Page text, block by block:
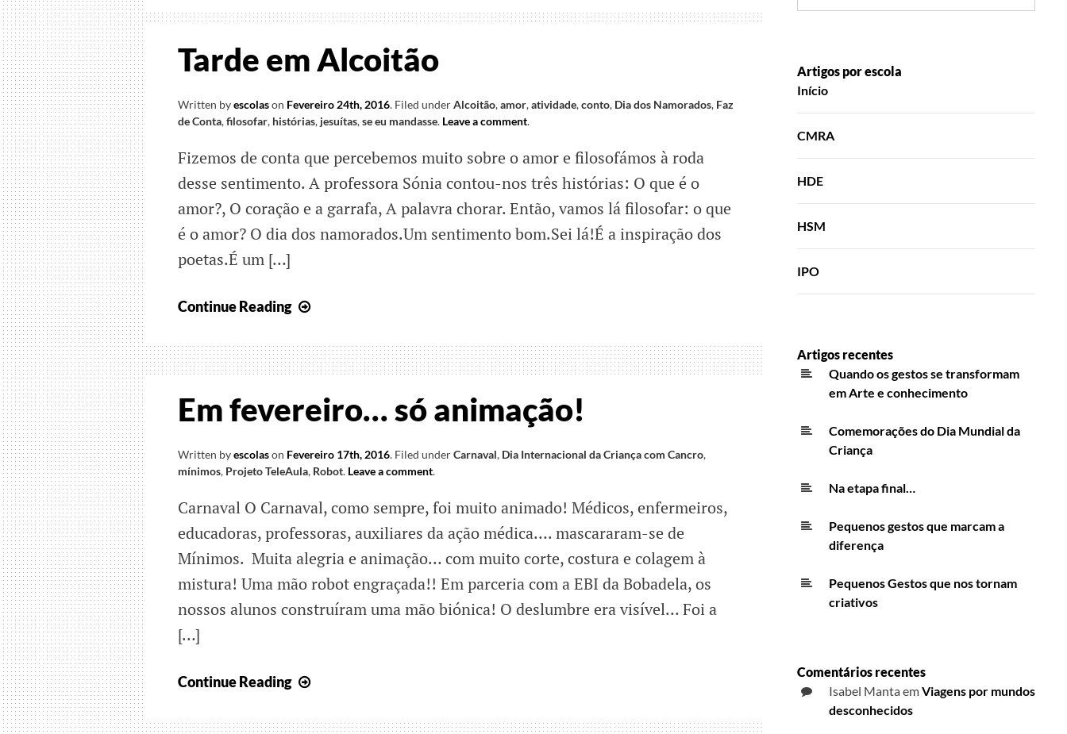
Tarde em Alcoitão
Written byescolason Fevereiro 24th, 2016. Filed underAlcoitão,amor,atividade,conto, Dia dos Namorados, Faz
de Conta,filosofar, histórias, jesuítas,se eu mandasse. Leave a comment.
Fizemos de conta que percebemos muito sobre o amor e filosofámos à roda
desse sentimento. A professora Sónia contou-nos três histórias: O que é o
amor?, O coração e a garrafa, A palavra chorar. Então, vamos lá filosofar: o que
é o amor? O dia dos namorados.Um sentimento bom.Sei lá!É a inspiração dos
poetas.É um […]
Continue Reading
Alcoitão
Em fevereiro… só animação!
Written byescolason Fevereiro 17th, 2016. Filed underCarnaval, Dia Internacional da Criança com Cancro,
mínimos, Projeto TeleAula, Robot. Leave a comment.
Carnaval O Carnaval, como sempre, foi muito animado! Médicos, enfermeiros,
educadoras, professoras, auxiliares da ação médica…. mascararam-se de
Mínimos. Muita alegria e animação… com muito corte, costura e colagem à
mistura! Uma mão robot engraçada!! Em parceria com a EBI da Bobadela, os
nossos alunos construíram uma mão biónica! O deslumbre era visível… Foi a
[…]
Continue Reading
só
Artigos por escola
Início
CMRA
HDE
HSM
IPO
Artigos recentes
Quando os gestos se transformam
em Arte e conhecimento
Comemorações do Dia Mundial da
Criança
Na etapa final…
Pequenos gestos que marcam a
diferença
Pequenos Gestos que nos tornam
criativos
Comentários recentes
Isabel MantaemViagens por mundos
desconhecidos